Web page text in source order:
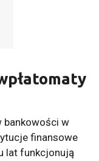
bankowości w
finansowe
lat funkcjonują